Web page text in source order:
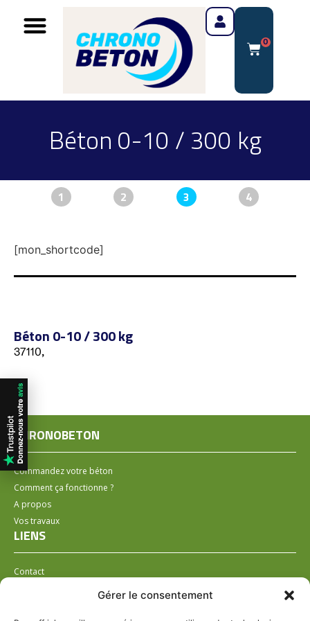
Gérer le consentement
0
Béton 0-10 / 300 kg
1 2 3 4
[mon_shortcode]
Béton 0-10 / 300 kg
37110,
CHRONOBETON
Commandez votre béton
Comment ça fonctionne ?
A propos
Vos travaux
LIENS
Contact